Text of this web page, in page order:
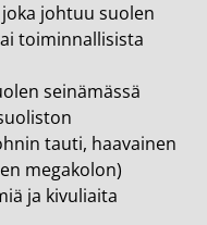
johtuu suolen
toiminnallisista
seinämässä
tauti, haavainen
megakolon)
ja kivuliaita